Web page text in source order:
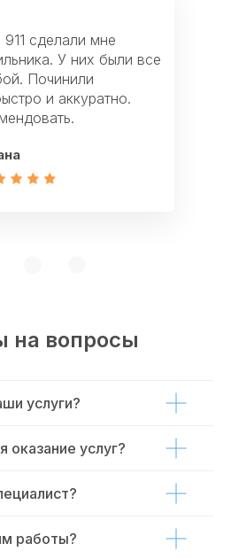
911 сделали мне
У них были все
Починили
и аккуратно.
газовой плиты и
колонки. После
гарантию и убрали
хороший сервис!
сломалось из
всего обращаться в
все запчасти,
и недорого!
на вопросы
услуги?
оказание услуг?
работы?